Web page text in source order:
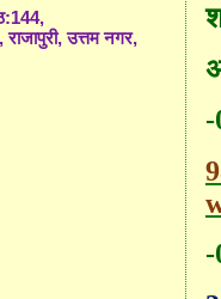
-
-
उत्तम नगर,